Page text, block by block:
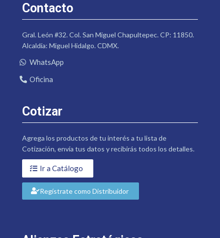
Contacto
Gral. León #32. Col. San Miguel Chapultepec. CP: 11850.
Alcaldía: Miguel Hidalgo. CDMX.
WhatsApp
Oficina
Cotizar
Agrega los productos de tu interés a tu lista de
Cotización, envía tus datos y recibirás todos los detalles.
Ir a Catálogo
Regístrate como Distribuidor